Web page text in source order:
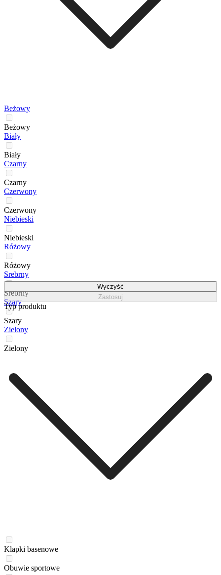
Beżowy
Beżowy
Biały
Biały
Czarny
Czarny
Czerwony
Czerwony
Niebieski
Niebieski
Różowy
Różowy
Srebrny
Srebrny
Szary
Szary
Zielony
Zielony
Wyczyść
Zastosuj
Typ produktu
Klapki basenowe
Obuwie sportowe